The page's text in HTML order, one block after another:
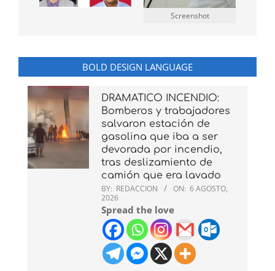
Screenshot
BOLD DESIGN LANGUAGE
DRAMATICO INCENDIO:
Bomberos y trabajadores
salvaron estación de
gasolina que iba a ser
devorada por incendio,
tras deslizamiento de
camión que era lavado
BY: REDACCION ON: 6 AGOSTO,
2026
Spread the love